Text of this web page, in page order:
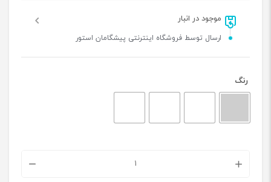
موجود در انبار
ارسال توسط فروشگاه اینترنتی پیشگامان استور
رنگ